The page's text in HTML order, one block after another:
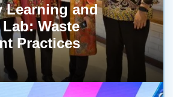
Learning and
Waste
Practices